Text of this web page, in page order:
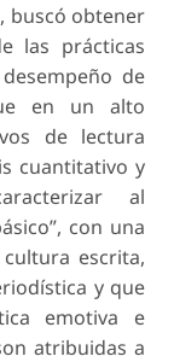
buscó obtener
las prácticas
de
en un alto
de lectura
cuantitativo y
al
con una
escrita,
y que
emotiva e
atribuidas a